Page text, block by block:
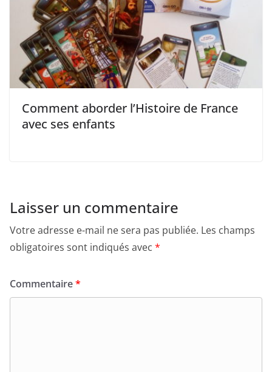
Comment aborder l’Histoire de France
avec ses enfants
Laisser un commentaire
Votre adresse e-mail ne sera pas publiée. Les champs
obligatoires sont indiqués avec *
Commentaire*